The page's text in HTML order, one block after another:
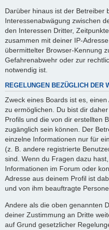
Darüber hinaus ist der Betreiber
Interessenabwägung zwischen
den Interessen Dritter,
zusammen mit deiner IP-
übermittelter Browser-Kennung
Gefahrenabwehr oder zur
notwendig ist.
REGELUNGEN BEZÜGLICH DER
Zweck eines Boards ist es,
zu ermöglichen. Du bist dir
Profils und die von dir erstellten
zugänglich sein können. Der
einzelne Informationen nur für
(z. B. andere registrierte
sind. Wenn du Fragen dazu
Informationen im Forum oder
Adresse aus deinem Profil ist
und von ihm beauftragte
Andere als die oben genannten
deiner Zustimmung an Dritte
auf Grund gesetzlicher